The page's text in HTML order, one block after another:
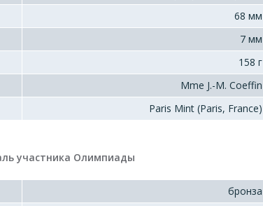
68 мм
7 мм
158 г
Mme J.-М. Coeffin
Paris Mint (Paris, France)
участника Олимпиады
бронза